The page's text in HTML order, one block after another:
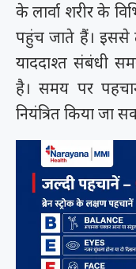
के लार्वा शरीर के
पहुंच जाते हैं। इससे
याददाश्त संबंधी
है। समय पर
नियंत्रित किया जा